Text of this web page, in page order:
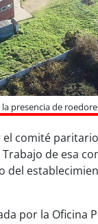
presencia de
comité
de esa
por la Oficina